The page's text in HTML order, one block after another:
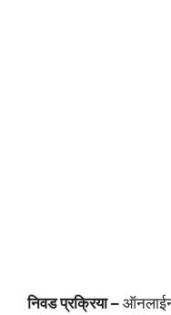
निवड प्रक्रिया –